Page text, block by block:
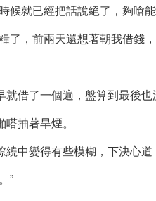
候就已經把話說絕了，夠嗆
了，前兩天還想著朝我借錢
借了一個遍，盤算到最後也
抽著旱煙。
中變得有些模糊，下決心道
”